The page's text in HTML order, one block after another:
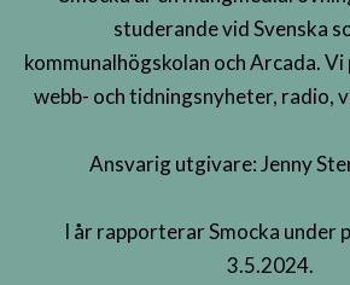
studerande vid Svenska
kommunalhögskolan och Arcada.
webb- och tidningsnyheter, radio,
Ansvarig utgivare: Jenny
I år rapporterar Smocka under
3.5.2024.